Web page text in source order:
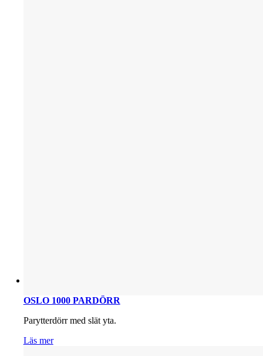
OSLO 1000 PARDÖRR
Parytterdörr med slät yta.
Läs mer